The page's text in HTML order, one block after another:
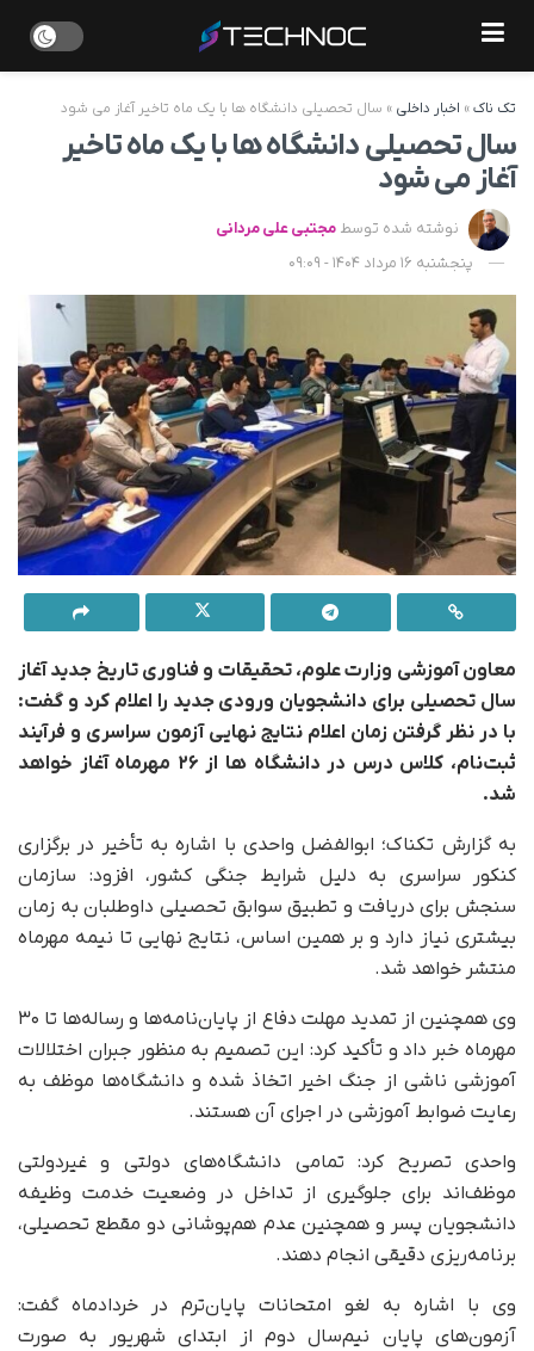
تک ناک» اخبار داخلی » سال تحصیلی دانشگاه ها با یک ماه تاخیر آغاز می شود
سال تحصیلی دانشگاه ها با یک ماه تاخیر
آغاز می شود
نوشته شده توسط مجتبی علی مردانی
پنجشنبه 16 مرداد 1404 - 09:09
معاون آموزشی وزارت علوم، تحقیقات و فناوری تاریخ جدید آغاز
سال تحصیلی برای دانشجویان ورودی جدید را اعلام کرد و گفت:
با در نظر گرفتن زمان اعلام نتایج نهایی آزمون سراسری و فرآیند
ثبت‌نام، کلاس درس در دانشگاه ها از ۲۶ مهرماه آغاز خواهد
شد.
به گزارش تکناک؛ ابوالفضل واحدی با اشاره به تأخیر در برگزاری
کنکور سراسری به دلیل شرایط جنگی کشور، افزود: سازمان
سنجش برای دریافت و تطبیق سوابق تحصیلی داوطلبان به زمان
بیشتری نیاز دارد و بر همین اساس، نتایج نهایی تا نیمه مهرماه
منتشر خواهد شد.
وی همچنین از تمدید مهلت دفاع از پایان‌نامه‌ها و رساله‌ها تا ۳۰
مهرماه خبر داد و تأکید کرد: این تصمیم به منظور جبران اختلالات
آموزشی ناشی از جنگ اخیر اتخاذ شده و دانشگاه‌ها موظف به
رعایت ضوابط آموزشی در اجرای آن هستند.
واحدی تصریح کرد: تمامی دانشگاه‌های دولتی و غیردولتی
موظف‌اند برای جلوگیری از تداخل در وضعیت خدمت وظیفه
دانشجویان پسر و همچنین عدم هم‌پوشانی دو مقطع تحصیلی،
برنامه‌ریزی دقیقی انجام دهند.
وی با اشاره به لغو امتحانات پایان‌ترم در خردادماه گفت:
آزمون‌های پایان نیم‌سال دوم از ابتدای شهریور به صورت